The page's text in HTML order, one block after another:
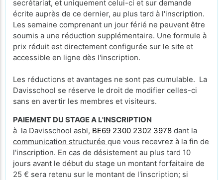
secrétariat, et uniquement celui-ci et sur demande
écrite auprès de ce dernier, au plus tard à l'inscription.
Les semaine comprenant un jour férié ne peuvent être
soumis a une réduction supplémentaire. Une formule à
prix réduit est directement configurée sur le site et
accessible en ligne dès l'inscription.
Les réductions et avantages ne sont pas cumulable. La
Davisschool se réserve le droit de modifier celles-ci
sans en avertir les membres et visiteurs.
PAIEMENT DU STAGE A L'INSCRIPTION
à la Davisschool asbl, BE69 2300 2302 3978 dant la
communication structurée que vous recevrez à la fin de
l'inscription. En cas de désistement au plus tard 10
jours avant le début du stage un montant forfaitaire de
25 € sera retenu sur le montant de l'inscription; si